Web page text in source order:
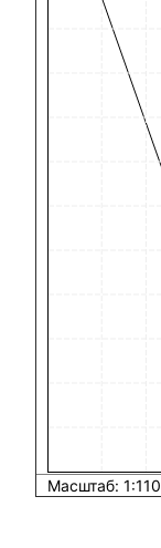
Масштаб: 1:110